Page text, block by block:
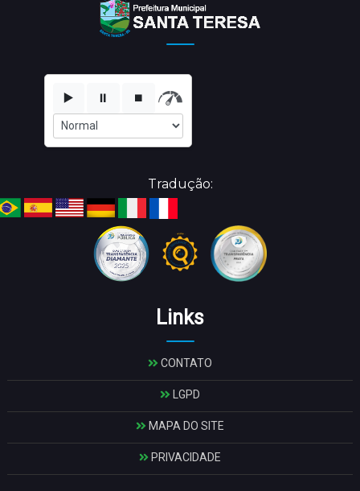
▶️ ⏸️ ⏹️
Tradução:
Links
CONTATO
LGPD
MAPA DO SITE
PRIVACIDADE